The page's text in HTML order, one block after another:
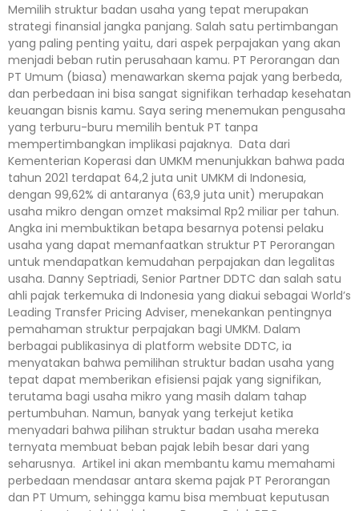
Memilih struktur badan usaha yang tepat merupakan
strategi finansial jangka panjang. Salah satu pertimbangan
yang paling penting yaitu, dari aspek perpajakan yang akan
menjadi beban rutin perusahaan kamu. PT Perorangan dan
PT Umum (biasa) menawarkan skema pajak yang berbeda,
dan perbedaan ini bisa sangat signifikan terhadap kesehatan
keuangan bisnis kamu. Saya sering menemukan pengusaha
yang terburu-buru memilih bentuk PT tanpa
mempertimbangkan implikasi pajaknya. Data dari
Kementerian Koperasi dan UMKM menunjukkan bahwa pada
tahun 2021 terdapat 64,2 juta unit UMKM di Indonesia,
dengan 99,62% di antaranya (63,9 juta unit) merupakan
usaha mikro dengan omzet maksimal Rp2 miliar per tahun.
Angka ini membuktikan betapa besarnya potensi pelaku
usaha yang dapat memanfaatkan struktur PT Perorangan
untuk mendapatkan kemudahan perpajakan dan legalitas
usaha. Danny Septriadi, Senior Partner DDTC dan salah satu
ahli pajak terkemuka di Indonesia yang diakui sebagai World’s
Leading Transfer Pricing Adviser, menekankan pentingnya
pemahaman struktur perpajakan bagi UMKM. Dalam
berbagai publikasinya di platform website DDTC, ia
menyatakan bahwa pemilihan struktur badan usaha yang
tepat dapat memberikan efisiensi pajak yang signifikan,
terutama bagi usaha mikro yang masih dalam tahap
pertumbuhan. Namun, banyak yang terkejut ketika
menyadari bahwa pilihan struktur badan usaha mereka
ternyata membuat beban pajak lebih besar dari yang
seharusnya. Artikel ini akan membantu kamu memahami
perbedaan mendasar antara skema pajak PT Perorangan
dan PT Umum, sehingga kamu bisa membuat keputusan